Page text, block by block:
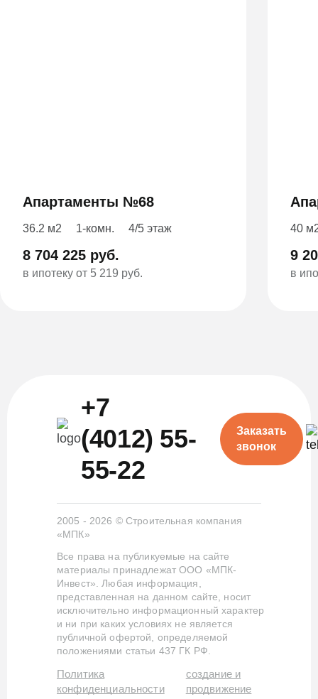
Апартаменты №68
36.2 м2 1-комн. 4/5 этаж
8 704 225 руб.
в ипотеку от 5 219 руб.
40
9
в
+7
(4012) 55-
55-22
Заказать
звонок
2005 - 2026 © Строительная компания
«МПК»
Все права на публикуемые на сайте
материалы принадлежат ООО «МПК-
Инвест». Любая информация,
представленная на данном сайте, носит
исключительно информационный характер
и ни при каких условиях не является
публичной офертой, определяемой
положениями статьи 437 ГК РФ.
Политика
конфиденциальности
создание и
продвижение